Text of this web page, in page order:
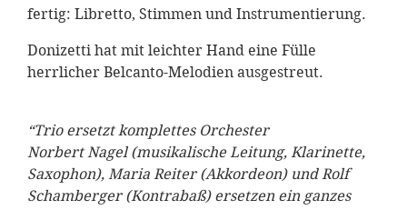
fertig: Libretto, Stimmen und Instrumentierung.
Donizetti hat mit leichter Hand eine Fülle
herrlicher Belcanto-Melodien ausgestreut.
“Trio ersetzt komplettes Orchester
Norbert Nagel (musikalische Leitung, Klarinette,
Saxophon), Maria Reiter (Akkordeon) und Rolf
Schamberger (Kontrabaß) ersetzen ein ganzes